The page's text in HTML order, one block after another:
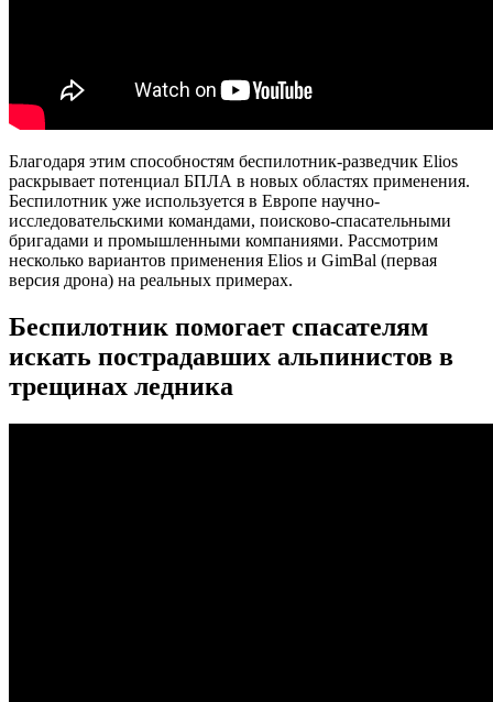
Благодаря этим способностям беспилотник-разведчик Elios
раскрывает потенциал БПЛА в новых областях применения.
Беспилотник уже используется в Европе научно-
исследовательскими командами, поисково-спасательными
бригадами и промышленными компаниями. Рассмотрим
несколько вариантов применения Elios и GimBal (первая
версия дрона) на реальных примерах.
Беспилотник помогает спасателям
искать пострадавших альпинистов в
трещинах ледника